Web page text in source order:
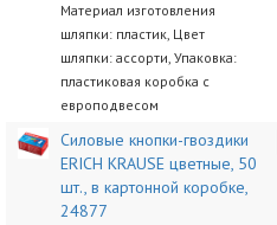
Материал изготовления
шляпки: пластик, Цвет
шляпки: ассорти, Упаковка:
пластиковая коробка с
европодвесом
Силовые кнопки-гвоздики
ERICH KRAUSE цветные, 50
шт., в картонной коробке,
24877